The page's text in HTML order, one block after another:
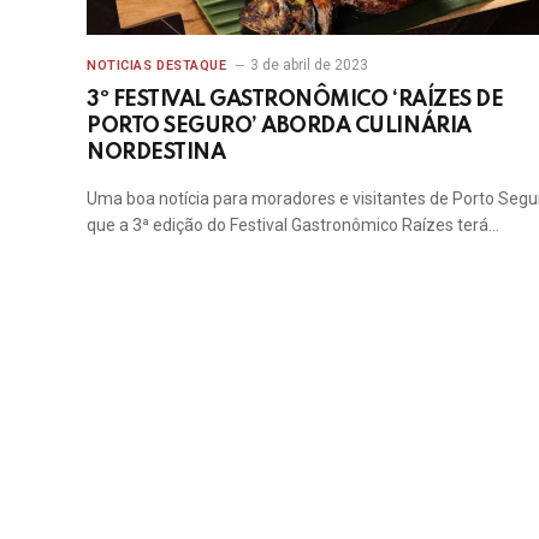
NOTICIAS DESTAQUE 3 de abril de 2023
3º FESTIVAL GASTRONÔMICO ‘RAÍZES DE
PORTO SEGURO’ ABORDA CULINÁRIA
NORDESTINA
Uma boa notícia para moradores e visitantes de Porto
que a 3ª edição do Festival Gastronômico Raízes terá…